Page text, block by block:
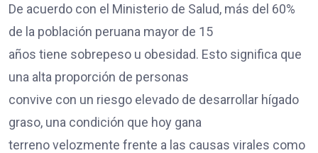
De acuerdo con el Ministerio de Salud, más del 60%
de la población peruana mayor de 15
años tiene sobrepeso u obesidad. Esto significa que
una alta proporción de personas
convive con un riesgo elevado de desarrollar hígado
graso, una condición que hoy gana
terreno velozmente frente a las causas virales como